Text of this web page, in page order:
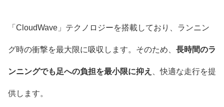
「CloudWave」テクノロジーを搭載しており、ランニン
グ時の衝撃を最大限に吸収します。そのため、 長時間のラ
ンニングでも足への負担を最小限に抑え 、快適な走行を提
供します。